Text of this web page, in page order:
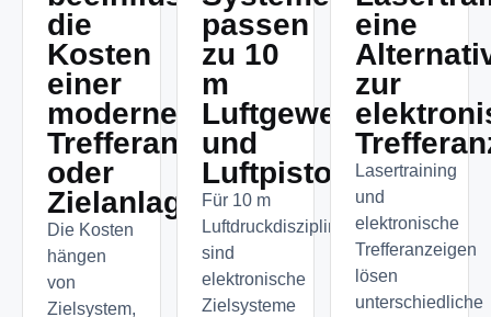
die
Kosten
einer
modernen
Trefferanzeige
oder
Zielanlage?
Die Kosten
hängen
von
Zielsystem,
passen
zu 10
m
Luftgewehr
und
Luftpistole?
Für 10 m
Luftdruckdisziplinen
sind
elektronische
Zielsysteme
eine
zur
Lasertraining
und
elektronische
Trefferanzeigen
lösen
unterschiedliche